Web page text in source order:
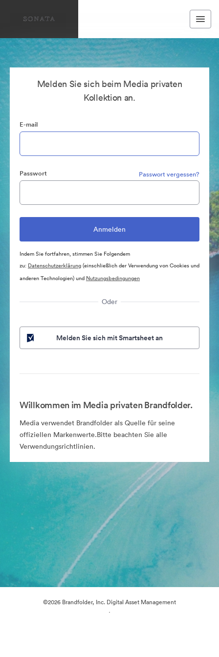
Melden Sie sich beim Media privaten
Kollektion an.
E-mail
Passwort Passwort vergessen?
Indem Sie fortfahren, stimmen Sie Folgendem
zu: Datenschutzerklärung(einschließlich der Verwendung von Cookies und
anderen Technologien) und Nutzungsbedingungen
Oder
Melden Sie sich mit Smartsheet an
Willkommen im Media privaten Brandfolder.
Media verwendet Brandfolder als Quelle für seine
offiziellen Markenwerte.Bitte beachten Sie alle
Verwendungsrichtlinien.
©2026 Brandfolder, Inc. Digital Asset Management
·